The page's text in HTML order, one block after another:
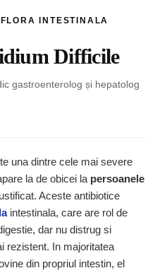
FLORA INTESTINALA
Difficile
gastroenterolog și hepatolog
una dintre cele mai severe
la de obicei la persoanele
Aceste antibiotice
intestinala, care are rol de
dar nu distrug si
rezistent. In majoritatea
din propriul intestin, el